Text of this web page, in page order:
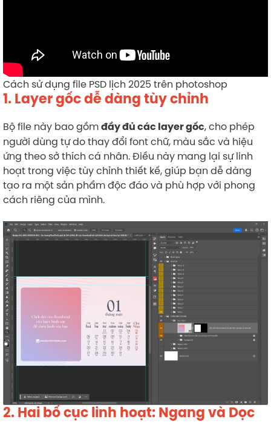
Cách sử dụng file PSD lịch 2025 trên photoshop
1. Layer gốc dễ dàng tùy chỉnh
Bộ file này bao gồmđầy đủ các layer gốc, cho phép
người dùng tự do thay đổi font chữ, màu sắc và hiệu
ứng theo sở thích cá nhân. Điều này mang lại sự linh
hoạt trong việc tùy chỉnh thiết kế, giúp bạn dễ dàng
tạo ra một sản phẩm độc đáo và phù hợp với phong
cách riêng của mình.
2. Hai bố cục linh hoạt: Ngang và Dọc